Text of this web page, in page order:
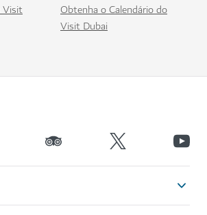
Visit
Obtenha o Calendário do
Visit Dubai